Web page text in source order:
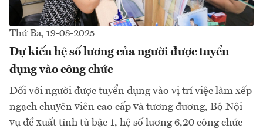
Thứ Ba, 19-08-2025
Dự kiến hệ số lương của người được tuyển
dụng vào công chức
Đối với người được tuyển dụng vào vị trí việc làm xếp
ngạch chuyên viên cao cấp và tương đương, Bộ Nội
vụ đề xuất tính từ bậc 1, hệ số lương 6,20 công chức